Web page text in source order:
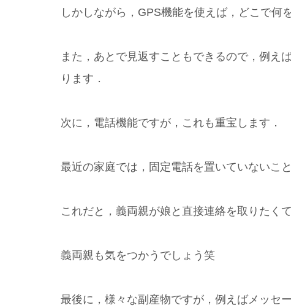
しかしながら，GPS機能を使えば，どこで何
また，あとで見返すこともできるので，例え
ります．
次に，電話機能ですが，これも重宝します．
最近の家庭では，固定電話を置いていないこ
これだと，義両親が娘と直接連絡を取りたく
義両親も気をつかうでしょう笑
最後に，様々な副産物ですが，例えばメッセ